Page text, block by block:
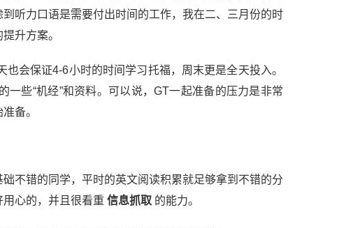
听力口语是需要付出时间的工作，我在二、三月份的时
升方案。
会保证4-6小时的时间学习托福，周末更是全天投入。
些“机经”和资料。可以说，GT一起准备的压力是非常
备。
不错的同学，平时的英文阅读积累就足够拿到不错的分
心的，并且很看重 信息抓取 的能力。